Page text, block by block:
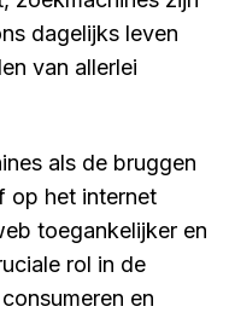
dagelijks leven
van allerlei
als de bruggen
op het internet
toegankelijker en
rol in de
en